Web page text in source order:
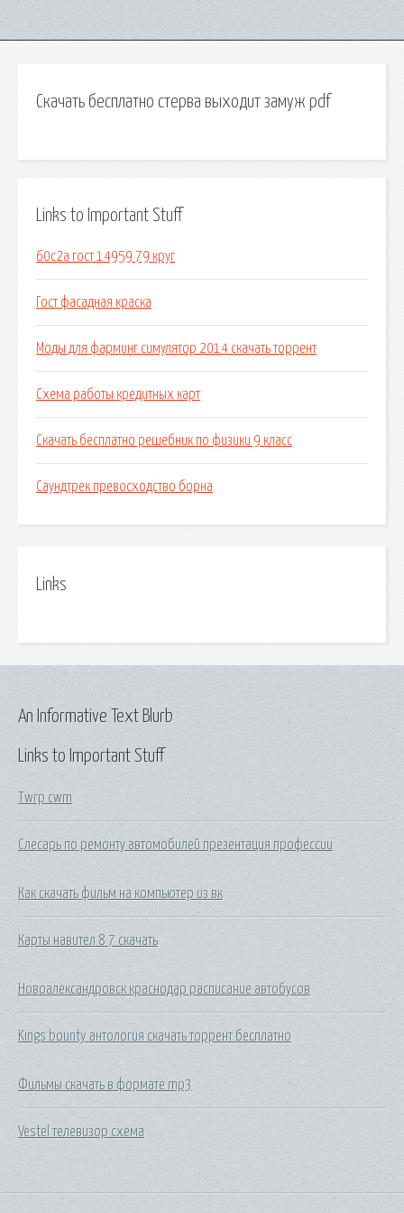
Скачать бесплатно стерва выходит замуж pdf
Links to Important Stuff
60с2а гост 14959 79 круг
Гост фасадная краска
Моды для фарминг симулятор 2014 скачать торрент
Схема работы кредитных карт
Скачать бесплатно решебник по физики 9 класс
Саундтрек превосходство борна
Links
Links to Important Stuff
Twrp cwm
Слесарь по ремонту автомобилей презентация профессии
Как скачать фильм на компьютер из вк
Карты навител 8 7 скачать
Новоалександровск краснодар расписание автобусов
Kings bounty антология скачать торрент бесплатно
Фильмы скачать в формате mp3
Vestel телевизор схема
An Informative Text Blurb